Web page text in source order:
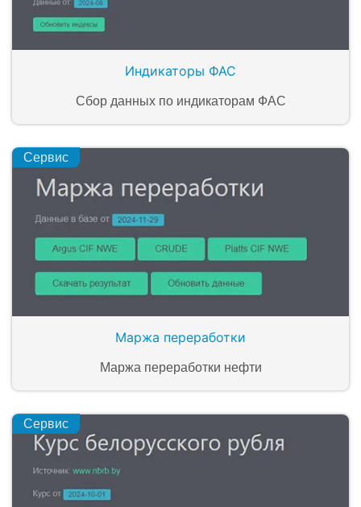
Индикаторы ФАС
Сбор данных по индикаторам ФАС
Сервис
Маржа переработки
Маржа переработки нефти
Сервис